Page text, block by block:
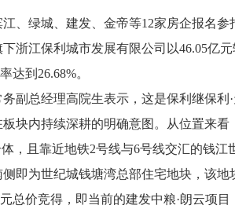
、绿城、建发、金帝等12家房企报名参
浙江保利城市发展有限公司以46.05亿
达到26.68%。
副总经理高院生表示，这是保利继保利
块内持续深耕的明确意图。从位置来看
，且靠近地铁2号线与6号线交汇的钱江
即为世纪城钱塘湾总部住宅地块，该地
总价竞得，即当前的建发中粮·朗云项